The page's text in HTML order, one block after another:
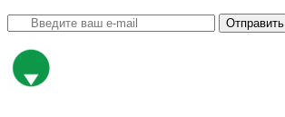
Отправить